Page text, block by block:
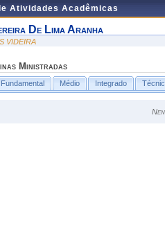
Atividades Acadêmicas
De Lima Aranha
VIDEIRA
Ministradas
Fundamental Médio Integrado